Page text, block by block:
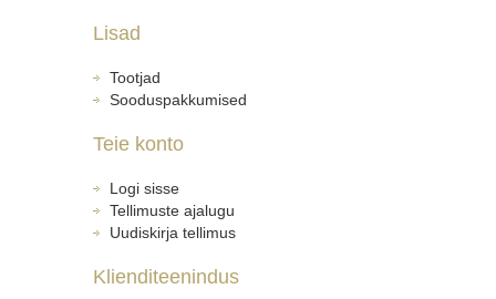
Lisad
Tootjad
Sooduspakkumised
Teie konto
Logi sisse
Tellimuste ajalugu
Uudiskirja tellimus
Klienditeenindus